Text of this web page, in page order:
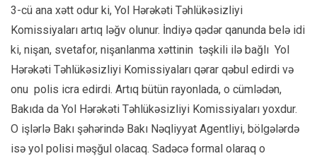
3-cü ana xətt odur ki, Yol Hərəkəti Təhlükəsizliyi
Komissiyaları artıq ləğv olunur. İndiyə qədər qanunda belə idi
ki, nişan, svetafor, nişanlanma xəttinin təşkili ilə bağlı Yol
Hərəkəti Təhlükəsizliyi Komissiyaları qərar qəbul edirdi və
onu polis icra edirdi. Artıq bütün rayonlada, o cümlədən,
Bakıda da Yol Hərəkəti Təhlükəsizliyi Komissiyaları yoxdur.
O işlərlə Bakı şəhərində Bakı Nəqliyyat Agentliyi, bölgələrdə
isə yol polisi məşğul olacaq. Sadəcə formal olaraq o